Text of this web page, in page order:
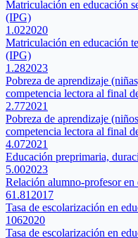
Matriculación en educación
(IPG)
1.022020
Matriculación en educación
(IPG)
1.282023
Pobreza de aprendizaje
competencia lectora al final
2.772021
Pobreza de aprendizaje
competencia lectora al final
4.072021
Educación preprimaria,
5.002023
Relación alumno-profesor en
61.81 2017
Tasa de escolarización en
1062020
Tasa de escolarización en